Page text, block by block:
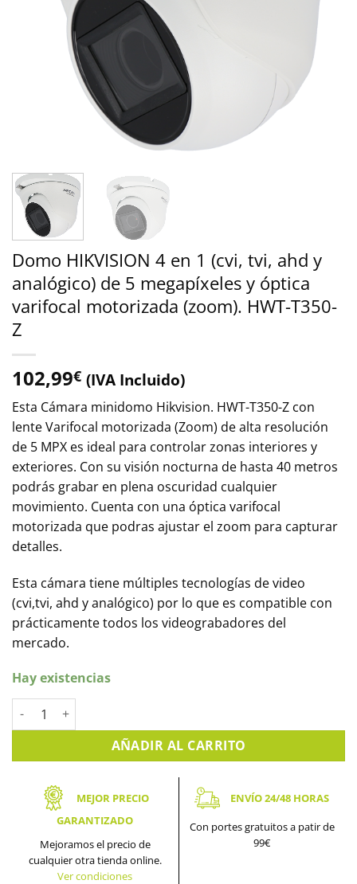
Domo HIKVISION 4 en 1 (cvi, tvi, ahd y
analógico) de 5 megapíxeles y óptica
varifocal motorizada (zoom). HWT-T350-
Z
102,99€ (IVA Incluido)
Esta Cámara minidomo Hikvision. HWT-T350-Z con
lente Varifocal motorizada (Zoom) de alta resolución
de 5 MPX es ideal para controlar zonas interiores y
exteriores. Con su visión nocturna de hasta 40 metros
podrás grabar en plena oscuridad cualquier
movimiento. Cuenta con una óptica varifocal
motorizada que podras ajustar el zoom para capturar
detalles.
Esta cámara tiene múltiples tecnologías de video
(cvi,tvi, ahd y analógico) por lo que es compatible con
prácticamente todos los videograbadores del
mercado.
Hay existencias
Domo HIKVISION 4 en 1 (cvi, tvi, ahd y analógico) de 5
AÑADIR AL CARRITO
MEJOR PRECIO
GARANTIZADO
Mejoramos el precio de
cualquier otra tienda online.
Ver condiciones
ENVÍO 24/48 HORAS
Con portes gratuitos a patir de
99€